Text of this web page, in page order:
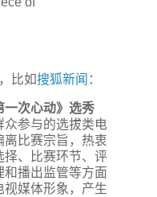
比如搜狐新闻 ：
一次心动》选秀
众参与的选拔类电
离比赛宗旨，热衷
择、比赛环节、评
播出监管等方面
媒体形象，产生